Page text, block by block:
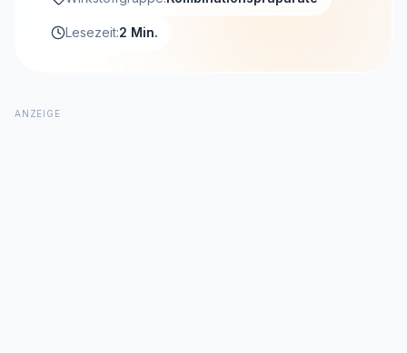
Lesezeit:2 Min.
ANZEIGE